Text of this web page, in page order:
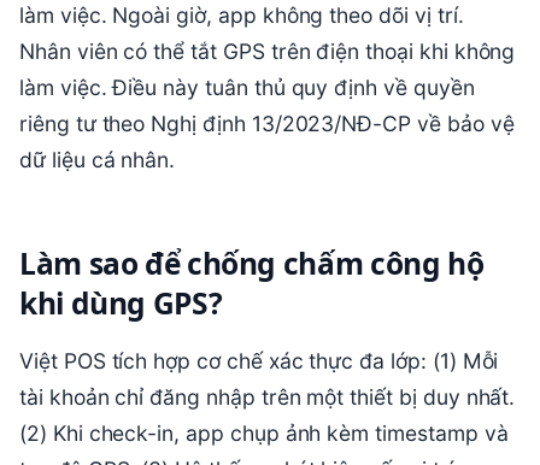
làm việc. Ngoài giờ, app không theo dõi vị trí.
Nhân viên có thể tắt GPS trên điện thoại khi không
làm việc. Điều này tuân thủ quy định về quyền
riêng tư theo Nghị định 13/2023/NĐ-CP về bảo vệ
dữ liệu cá nhân.
Làm sao để chống chấm công hộ
khi dùng GPS?
Việt POS tích hợp cơ chế xác thực đa lớp: (1) Mỗi
tài khoản chỉ đăng nhập trên một thiết bị duy nhất.
(2) Khi check-in, app chụp ảnh kèm timestamp và